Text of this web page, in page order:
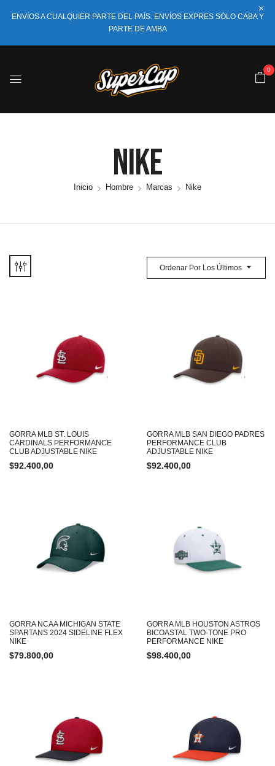
ENVÍOS A CUALQUIER PARTE DEL PAÍS. ENVÍOS EXPRES SÓLO CABA Y
PARTE DE AMBA
0
Nike
Inicio Hombre Marcas Nike
Ordenar Por Los Últimos
GORRA MLB ST. LOUIS
CARDINALS PERFORMANCE
CLUB ADJUSTABLE NIKE
$92.400,00
GORRA MLB SAN DIEGO PADRES
PERFORMANCE CLUB
ADJUSTABLE NIKE
$92.400,00
GORRA NCAA MICHIGAN STATE
SPARTANS 2024 SIDELINE FLEX
NIKE
$79.800,00
GORRA MLB HOUSTON ASTROS
BICOASTAL TWO-TONE PRO
PERFORMANCE NIKE
$98.400,00